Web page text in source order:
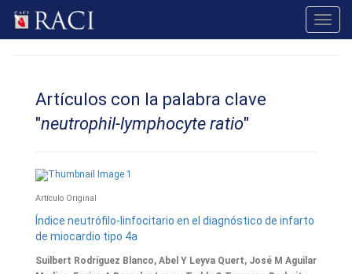
Artículos con la palabra clave
"neutrophil-lymphocyte ratio"
Artículo Original
Índice neutrófilo-linfocitario en el diagnóstico de infarto
de miocardio tipo 4a
Suilbert Rodríguez Blanco, Abel Y Leyva Quert, José M Aguilar